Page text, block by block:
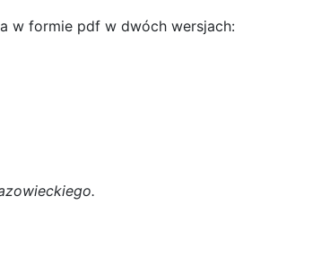
w formie pdf w dwóch wersjach: